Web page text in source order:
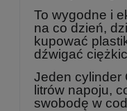
To wygodne i
na co dzień,
kupować
dźwigać
Jeden cylinder
litrów napoju,
swobodę w